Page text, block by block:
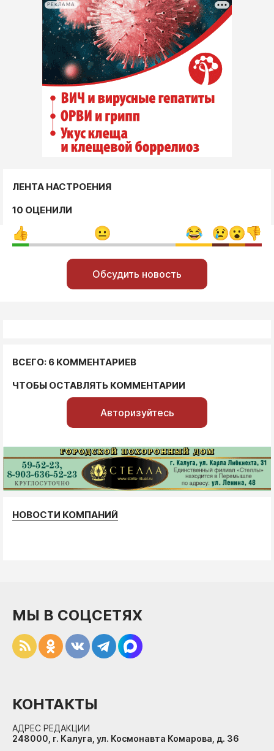
РЕКЛАМА
ЛЕНТА НАСТРОЕНИЯ
10 ОЦЕНИЛИ
Обсудить новость
ВСЕГО: 6 КОММЕНТАРИЕВ
ЧТОБЫ ОСТАВЛЯТЬ КОММЕНТАРИИ
Авторизуйтесь
НОВОСТИ КОМПАНИЙ
МЫ В СОЦСЕТЯХ
КОНТАКТЫ
АДРЕС РЕДАКЦИИ
248000, г. Калуга, ул. Космонавта Комарова, д. 36